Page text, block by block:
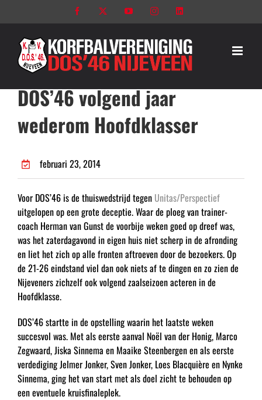
naar
Facebook YouTubeInstagram
DOS’46 volgend jaar
wederom Hoofdklasser
februari 23, 2014
Voor DOS’46 is de thuiswedstrijd tegen Unitas/Perspectief
uitgelopen op een grote deceptie. Waar de ploeg van trainer-
coach Herman van Gunst de voorbije weken goed op dreef was,
was het zaterdagavond in eigen huis niet scherp in de afronding
en liet het zich op alle fronten aftroeven door de bezoekers. Op
de 21-26 eindstand viel dan ook niets af te dingen en zo zien de
Nijeveners zichzelf ook volgend zaalseizoen acteren in de
Hoofdklasse.
DOS’46 startte in de opstelling waarin het laatste weken
succesvol was. Met als eerste aanval Noël van der Honig, Marco
Zegwaard, Jiska Sinnema en Maaike Steenbergen en als eerste
verdediging Jelmer Jonker, Sven Jonker, Loes Blacquière en Nynke
Sinnema, ging het van start met als doel zicht te behouden op
een eventuele kruisfinaleplek.